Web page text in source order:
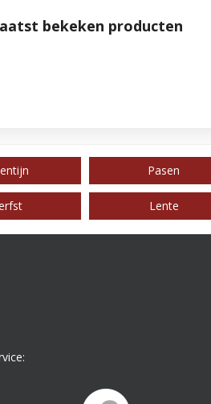
bekeken producten
Pasen
Lente